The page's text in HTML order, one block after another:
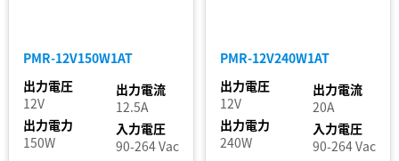
タ
ス
PMR-12V150W1AT
出力電圧
12V
出力電力
150W
出力電流
12.5A
入力電圧
90-264 Vac
PMR-12V240W1AT
出力電圧
12V
出力電力
240W
出力電流
20A
入力電圧
90-264 Vac